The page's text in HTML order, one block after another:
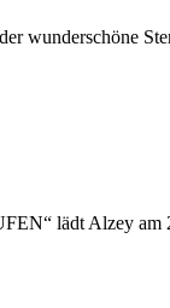
wunderschöne
lädt Alzey am